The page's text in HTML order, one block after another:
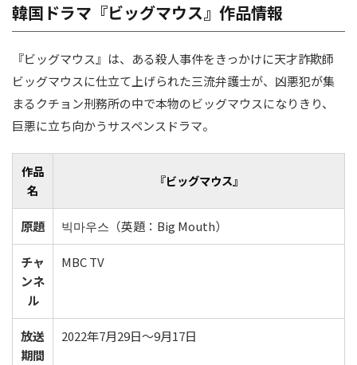
韓国ドラマ『ビッグマウス』作品情報
『ビッグマウス』は、ある殺人事件をきっかけに天才詐欺師
ビッグマウスに仕立て上げられた三流弁護士が、凶悪犯が集
まるクチョン刑務所の中で本物のビッグマウスになりきり、
巨悪に立ち向かうサスペンスドラマ。
作品
名
『ビッグマウス』
原題 빅마우스（英題：Big Mouth）
チャ
ンネ
ル
MBC TV
放送
期間
2022年7月29日～9月17日